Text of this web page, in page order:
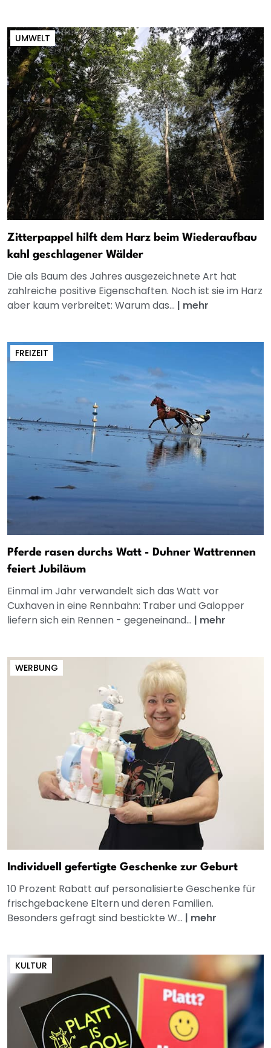
UMWELT
Zitterpappel hilft dem Harz beim Wiederaufbau
kahl geschlagener Wälder
Die als Baum des Jahres ausgezeichnete Art hat
zahlreiche positive Eigenschaften. Noch ist sie im Harz
aber kaum verbreitet: Warum das... | mehr
FREIZEIT
Pferde rasen durchs Watt - Duhner Wattrennen
feiert Jubiläum
Einmal im Jahr verwandelt sich das Watt vor
Cuxhaven in eine Rennbahn: Traber und Galopper
liefern sich ein Rennen - gegeneinand... | mehr
WERBUNG
Individuell gefertigte Geschenke zur Geburt
10 Prozent Rabatt auf personalisierte Geschenke für
frischgebackene Eltern und deren Familien.
Besonders gefragt sind bestickte W... | mehr
KULTUR